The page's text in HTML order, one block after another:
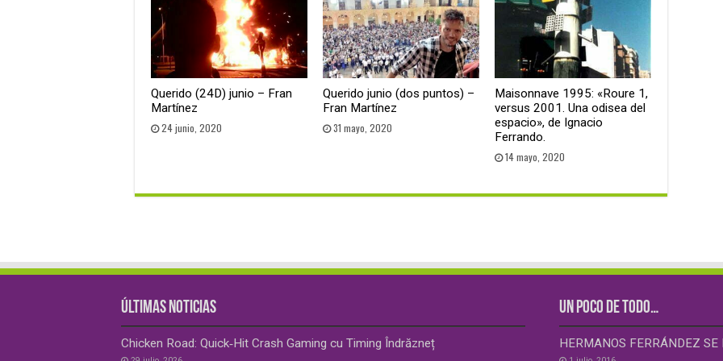
Querido (24D) junio – Fran
Martínez
24 junio, 2020
Querido junio (dos puntos) –
Fran Martínez
31 mayo, 2020
Maisonnave 1995: «Roure 1,
versus 2001. Una odisea del
espacio», de Ignacio
Ferrando.
14 mayo, 2020
ÚLTIMAS NOTICIAS
Chicken Road: Quick‑Hit Crash Gaming cu Timing Îndrăzneț
UN POCO DE TODO…
HERMANOS FERRÁNDEZ